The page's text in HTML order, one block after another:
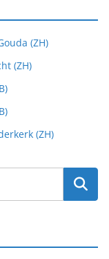
(ZH)
(ZH)
(ZH)